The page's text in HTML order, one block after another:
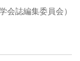
会誌編集委員会）